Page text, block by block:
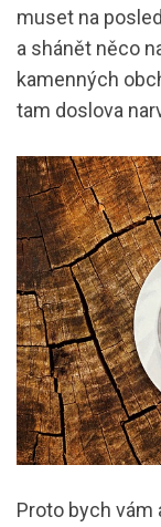
muset na
a shánět něco
kamenných
tam doslova
Proto bych vám